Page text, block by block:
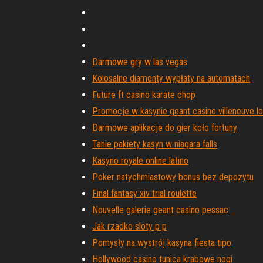
Darmowe gry w las vegas
Kolosalne diamenty wypłaty na automatach
Future ft casino karate chop
Promocje w kasynie geant casino villeneuve
Darmowe aplikacje do gier koło fortuny
Tanie pakiety kasyn w niagara falls
Kasyno royale online latino
Poker natychmiastowy bonus bez depozytu
Final fantasy xiv trial roulette
Nouvelle galerie geant casino pessac
Jak rzadko sloty p p
Pomysły na wystrój kasyna fiesta tipo
Hollywood casino tunica krabowe nogi